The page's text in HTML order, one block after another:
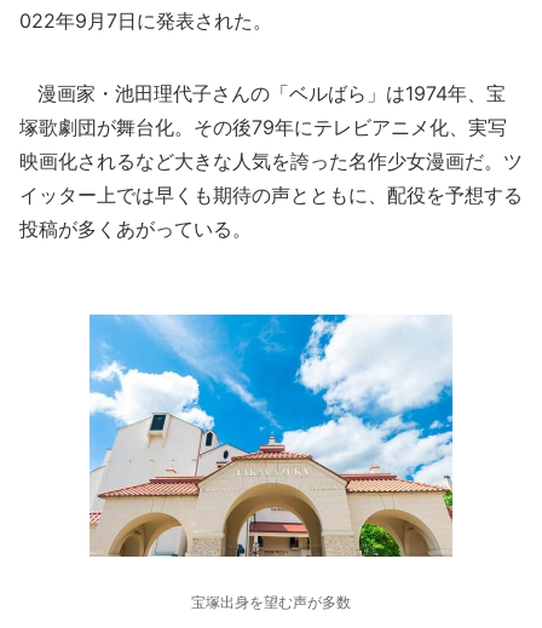
022年9月7日に発表された。
漫画家・池田理代子さんの「ベルばら」は1974年、宝
塚歌劇団が舞台化。その後79年にテレビアニメ化、実写
映画化されるなど大きな人気を誇った名作少女漫画だ。ツ
イッター上では早くも期待の声とともに、配役を予想する
投稿が多くあがっている。
宝塚出身を望む声が多数